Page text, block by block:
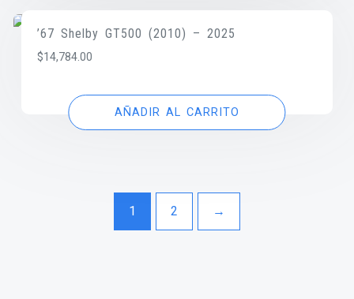
’67 Shelby GT500 (2010) – 2025
$14,784.00
AÑADIR AL CARRITO
1 2 →